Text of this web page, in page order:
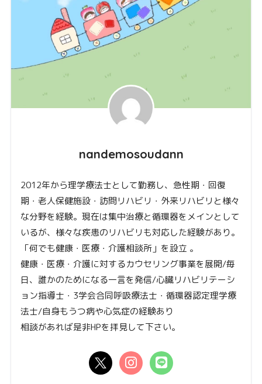
nandemosoudann
2012年から理学療法士として勤務し、急性期・回復
期・老人保健施設・訪問リハビリ・外来リハビリと様々
な分野を経験。現在は集中治療と循環器をメインとして
いるが、様々な疾患のリハビリも対応した経験があり。
「何でも健康・医療・介護相談所」を設立 。
健康・医療・介護に対するカウセリング事業を展開/毎
日、誰かのためになる一言を発信/心臓リハビリテーシ
ョン指導士・3学会合同呼吸療法士・循環器認定理学療
法士/自身もうつ病や心気症の経験あり
相談があれば是非HPを拝見して下さい。